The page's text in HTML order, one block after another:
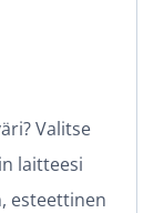
Valitse
laitteesi
esteettinen